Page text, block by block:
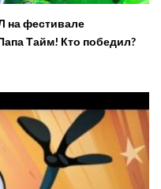
на фестивале
Тайм! Кто победил?